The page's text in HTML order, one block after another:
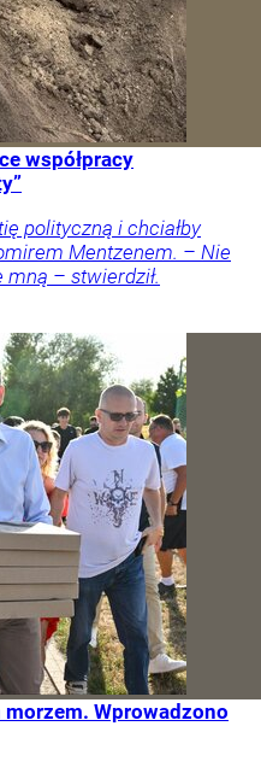
współpracy
polityczną i chciałby
Mentzenem. – Nie
– stwierdził.
Wprowadzono